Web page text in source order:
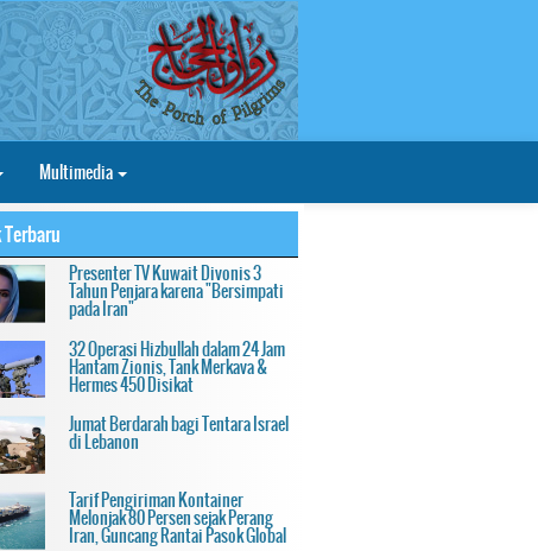
Multimedia
Presenter TV Kuwait Divonis 3
Tahun Penjara karena "Bersimpati
pada Iran"
32 Operasi Hizbullah dalam 24 Jam
Hantam Zionis, Tank Merkava &
Hermes 450 Disikat
Jumat Berdarah bagi Tentara Israel
di Lebanon
Tarif Pengiriman Kontainer
Melonjak 80 Persen sejak Perang
Iran, Guncang Rantai Pasok Global